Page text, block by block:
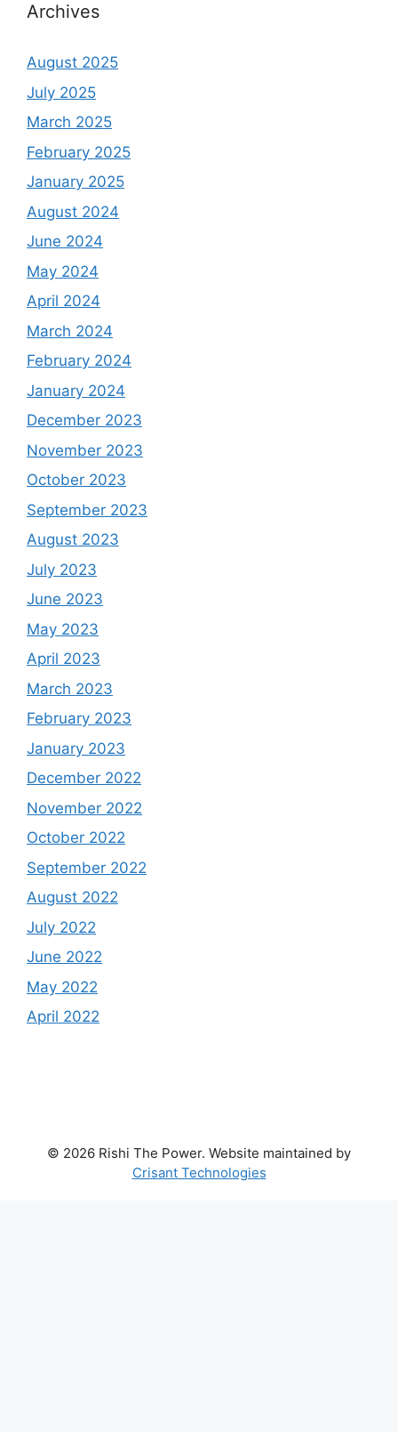
Archives
August 2025
July 2025
March 2025
February 2025
January 2025
August 2024
June 2024
May 2024
April 2024
March 2024
February 2024
January 2024
December 2023
November 2023
October 2023
September 2023
August 2023
July 2023
June 2023
May 2023
April 2023
March 2023
February 2023
January 2023
December 2022
November 2022
October 2022
September 2022
August 2022
July 2022
June 2022
May 2022
April 2022
© 2026 Rishi The Power. Website maintained by
Crisant Technologies